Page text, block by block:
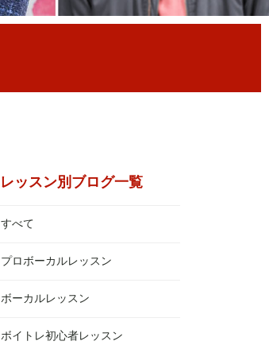
レッスン別ブログ一覧
すべて
プロボーカルレッスン
ボーカルレッスン
ボイトレ初心者レッスン